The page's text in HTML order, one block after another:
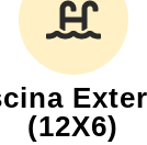
(12X6)